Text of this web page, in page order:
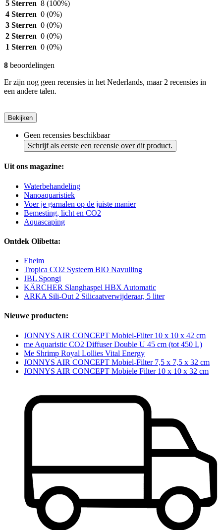
5 Sterren 8 (100%)
4 Sterren 0 (0%)
3 Sterren 0 (0%)
2 Sterren 0 (0%)
1 Sterren 0 (0%)
8 beoordelingen
Er zijn nog geen recensies in het Nederlands, maar 2 recensies in
een andere talen.
Bekijken
Geen recensies beschikbaar
Schrijf als eerste een recensie over dit product.
Uit ons magazine:
Waterbehandeling
Nanoaquaristiek
Voer je garnalen op de juiste manier
Bemesting, licht en CO2
Aquascaping
Ontdek Olibetta:
Eheim
Tropica CO2 Systeem BIO Navulling
JBL Spongi
KÄRCHER Slanghaspel HBX Automatic
ARKA Sili-Out 2 Silicaatverwijderaar, 5 liter
Nieuwe producten:
JONNYS AIR CONCEPT Mobiel-Filter 10 x 10 x 42 cm
me Aquaristic CO2 Diffuser Double U 45 cm (tot 450 L)
Me Shrimp Royal Lollies Vital Energy
JONNYS AIR CONCEPT Mobiel-Filter 7,5 x 7,5 x 32 cm
JONNYS AIR CONCEPT Mobiele Filter 10 x 10 x 32 cm